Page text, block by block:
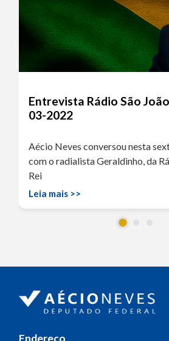
Entrevista Rádio São
03-2022
Aécio Neves conversou nesta
com o radialista Geraldinho, da
Rei
Leia mais >>
Endereço